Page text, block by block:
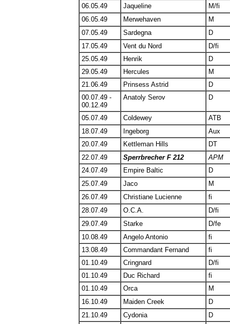
06.05.49
Jaqueline
M/fi
06.05.49
Merwehaven
M
07.05.49
Sardegna
D
17.05.49
Vent du Nord
D/fi
25.05.49
Henrik
D
29.05.49
Hercules
M
21.06.49
Prinsess Astrid
D
00.07.49 -
00.12.49
Anatoly Serov D
05.07.49 Coldewey
ATB
18.07.49
Ingeborg
Aux
20.07.49
Kettleman Hills
DT
22.07.49
Sperrbrecher F 212
APM
24.07.49
Empire Baltic
D
25.07.49
Jaco
M
26.07.49
Christiane Lucienne
fi
28.07.49
O.C.A.
D/fi
29.07.49
Starke
D/fe
10.08.49
Angelo Antonio
fi
13.08.49
Commandant Fernand
fi
01.10.49
Cringnard
D/fi
01.10.49
Duc Richard
fi
01.10.49
Orca
M
16.10.49
Maiden Creek
D
21.10.49
Cydonia D